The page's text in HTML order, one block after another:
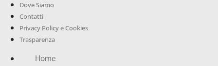
Dove Siamo
Contatti
Privacy Policy e Cookies
Trasparenza
Home